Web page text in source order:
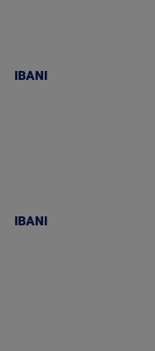
IBANI
IBANI